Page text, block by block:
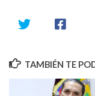
TAMBIÉN TE